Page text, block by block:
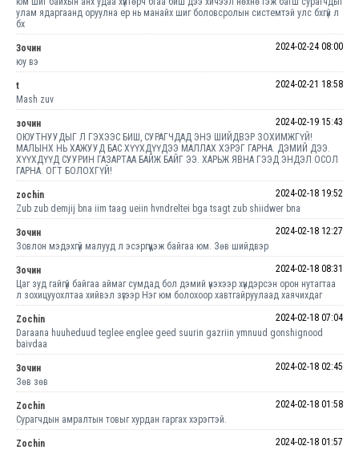
улам ядаргаанд оруулна ер нь манайх шиг боловсролын системтэй улс бхгүй л
бх
Зочин
2024-02-24 08:00
юу вэ
t
2024-02-21 18:58
Mash zuv
зочин
2024-02-19 15:43
ОЮУТНУУДЫГ Л ГЭХЭЭС БИШ, СУРАГЧДАД ЭНЭ ШИЙДВЭР ЗОХИМЖГҮЙ!
МАЛЫНХ НЬ ХАЖУУД БАС ХҮҮХДҮҮДЭЭ МАЛЛАХ ХЭРЭГ ГАРНА. ДЭМИЙ ДЭЭ.
ХҮҮХДҮҮД СУУРИН ГАЗАРТАА БАЙЖ БАЙГ ЭЭ. ХАРЬЖ ЯВНА ГЭЭД ЭНДЭЛ ОСОЛ
ГАРНА. ОГТ БОЛОХГҮЙ!
zochin
2024-02-18 19:52
Zub zub demjij bna iim taag ueiin hvndreltei bga tsagt zub shiidwer bna
Зочин
2024-02-18 12:27
Зовлон мэдэхгүй малууд л эсэргүүцэж байгаа юм. Зөв шийдвэр
Зочин
2024-02-18 08:31
Цаг зуд гайгүй байгаа аймаг сумдад бол дэмий үнэхээр хүндэрсэн орон нутагтаа
л зохицууохлтаа хийвэл зүгээр Нэг юм болохоор хавтгайруулаад хаячихдаг
Zochin
2024-02-18 07:04
Daraana huuheduud teglee englee geed suurin gazriin ymnuud gonshignood
baivdaa
Зочин
2024-02-18 02:45
Зөв зөв
Zochin
2024-02-18 01:58
Сурагчдын амралтын товыг хурдан гаргах хэрэгтэй.
Zochin
2024-02-18 01:57